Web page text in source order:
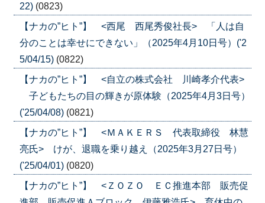
22) (0823)
【ナカの”ヒト”】 <西尾 西尾秀俊社長> 「人は自
分のことは幸せにできない」（2025年4月10日号）('2
5/04/15) (0822)
【ナカの”ヒト”】 <自立の株式会社 川崎孝介代表>
子どもたちの目の輝きが原体験（2025年4月3日号）
('25/04/08) (0821)
【ナカの”ヒト”】 <ＭＡＫＥＲＳ 代表取締役 林慧
亮氏> けが、退職を乗り越え（2025年3月27日号）
('25/04/01) (0820)
【ナカの”ヒト”】 <ＺＯＺＯ ＥＣ推進本部 販売促